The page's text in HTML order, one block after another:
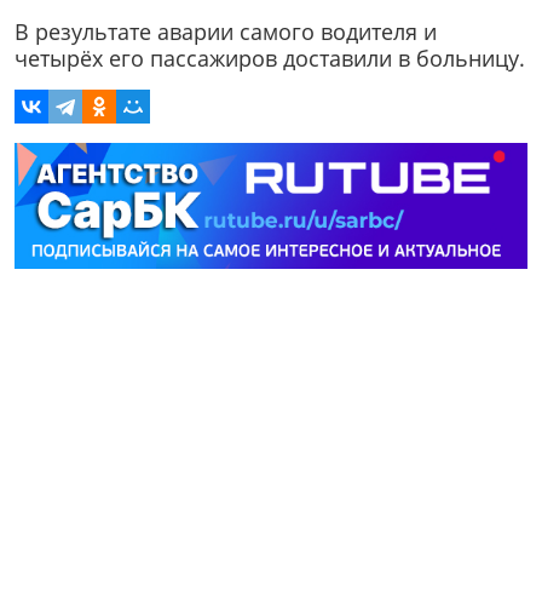
В результате аварии самого водителя и
четырёх его пассажиров доставили в больницу.